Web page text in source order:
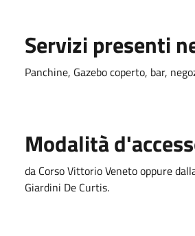
Servizi presenti
Panchine, Gazebo coperto, bar,
Modalità
da Corso Vittorio Veneto oppure
Giardini De Curtis.